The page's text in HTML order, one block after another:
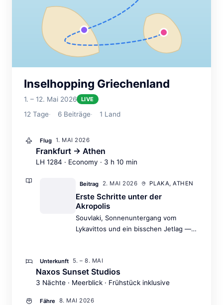
Inselhopping Griechenland
1. – 12. Mai 2026 LIVE
12 Tage 6 Beiträge 1 Land
Flug 1. MAI 2026
Frankfurt → Athen
LH 1284 · Economy · 3 h 10 min
Beitrag 2. MAI 2026 PLAKA, ATHEN
Erste Schritte unter der
Akropolis
Souvlaki, Sonnenuntergang vom
Lykavittos und ein bisschen Jetlag —
Unterkunft 5. – 8. MAI
Naxos Sunset Studios
3 Nächte · Meerblick · Frühstück inklusive
Fähre 8. MAI 2026